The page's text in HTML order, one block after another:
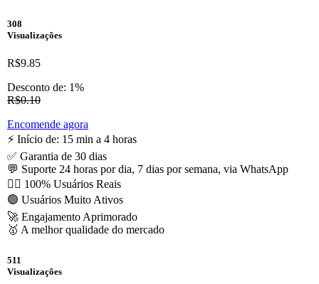
308
Visualizações
R$9.85
Desconto de: 1%
R$0.10
Encomende agora
⚡️ Início de: 15 min a 4 horas
✅ Garantia de 30 dias
💬 Suporte 24 horas por dia, 7 dias por semana, via WhatsApp
🙋‍♂️ 100% Usuários Reais
🟢 Usuários Muito Ativos
🚀 Engajamento Aprimorado
🥇 A melhor qualidade do mercado
511
Visualizações